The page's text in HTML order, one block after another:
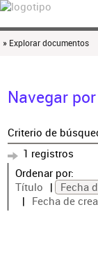
» Explorar documentos
Navegar
Criterio de
1 registros
Ordenar por:
Título
Fecha
Fecha de